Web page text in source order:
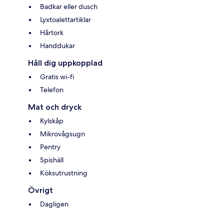
Badkar eller dusch
Lyxtoalettartiklar
Hårtork
Handdukar
Håll dig uppkopplad
Gratis wi-fi
Telefon
Mat och dryck
Kylskåp
Mikrovågsugn
Pentry
Spishäll
Köksutrustning
Övrigt
Dagligen